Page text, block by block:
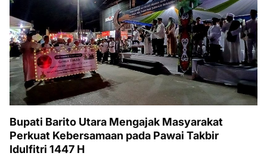
Bupati Barito Utara Mengajak Masyarakat
Perkuat Kebersamaan pada Pawai Takbir
Idulfitri 1447 H